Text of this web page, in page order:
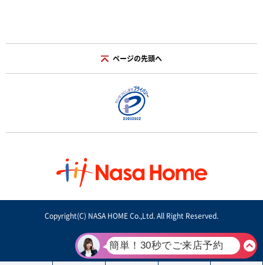
ページの先頭へ
Copyright(C) NASA HOME Co.,Ltd. All Right Reserved.